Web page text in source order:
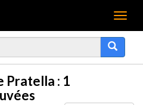
Menu
Pratella : 1